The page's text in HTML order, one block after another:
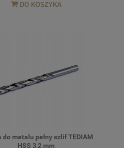
DO KOSZYKA
do metalu pełny szlif TEDIAM
HSS 3,2 mm